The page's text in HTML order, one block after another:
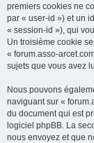
premiers cookies ne
par « user-id ») et un
« session-id »), qui
Un troisième cookie
« forum.asso-
sujets que vous avez
Nous pouvons
naviguant sur «
du document qui est
logiciel phpBB. La
nous envoyez et que